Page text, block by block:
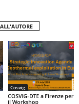
Cosvig
COSVIG-DTE a Firenze per
il Workshop